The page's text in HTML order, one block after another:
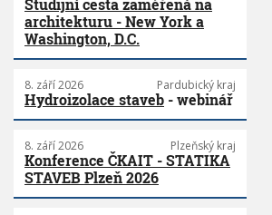
Studijní cesta zaměřená na
architekturu - New York a
Washington, D.C.
8. září 2026 Pardubický kraj
Hydroizolace staveb - webinář
8. září 2026 Plzeňský kraj
Konference ČKAIT - STATIKA
STAVEB Plzeň 2026